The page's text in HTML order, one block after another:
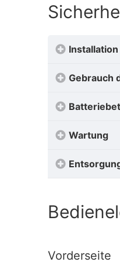
Installation
Gebrauch
Wartung
Vorderseite